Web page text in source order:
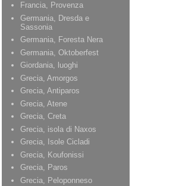
Francia, Provenza
Germania, Dresda e
Sassonia
Germania, Foresta Nera
Germania, Oktoberfest
Giordania, luoghi
Grecia, Amorgos
Grecia, Antiparos
Grecia, Atene
Grecia, Creta
Grecia, isola di Naxos
Grecia, Isole Cicladi
Grecia, Koufonissi
Grecia, Paros
Grecia, Peloponneso